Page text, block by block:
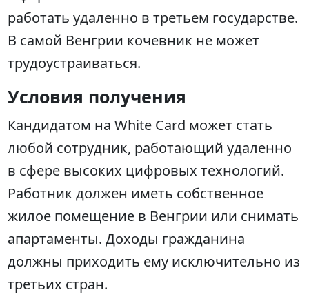
работать удаленно в третьем государстве.
В самой Венгрии кочевник не может
трудоустраиваться.
Условия получения
Кандидатом на White Card может стать
любой сотрудник, работающий удаленно
в сфере высоких цифровых технологий.
Работник должен иметь собственное
жилое помещение в Венгрии или снимать
апартаменты. Доходы гражданина
должны приходить ему исключительно из
третьих стран.